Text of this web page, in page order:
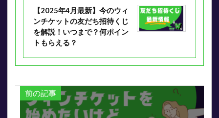
【2025年4月最新】今のウィ
ンチケットの友だち招待くじ
を解説！いつまで？何ポイン
トもらえる？
前の記事